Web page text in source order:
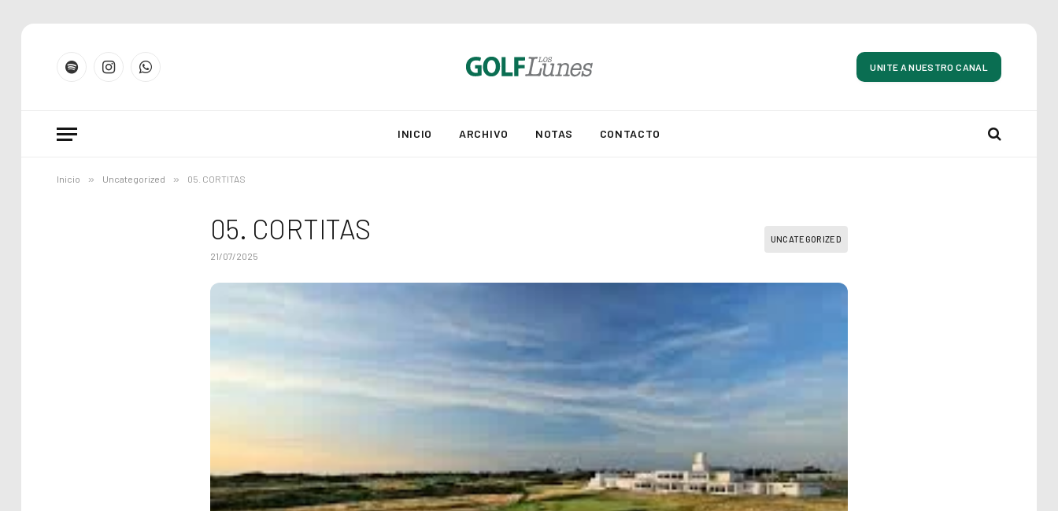
SpotifyInstagramWhatsApp
UNITE A NUESTRO CANAL
INICIO ARCHIVO NOTAS CONTACTO
Inicio » Uncategorized » 05. CORTITAS
05. CORTITAS
21/07/2025
UNCATEGORIZED